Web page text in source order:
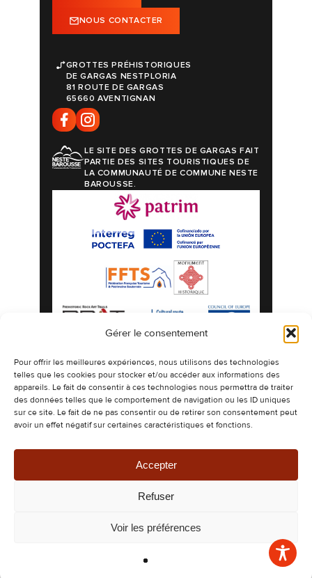
Gérer le consentement
Pour offrir les meilleures expériences, nous utilisons des technologies
telles que les cookies pour stocker et/ou accéder aux informations des
appareils. Le fait de consentir à ces technologies nous permettra de traiter
des données telles que le comportement de navigation ou les ID uniques
sur ce site. Le fait de ne pas consentir ou de retirer son consentement peut
avoir un effet négatif sur certaines caractéristiques et fonctions.
Accepter
Refuser
Voir les préférences
NOUS CONTACTER
GROTTES PRÉHISTORIQUES
DE GARGAS NESTPLORIA
81 ROUTE DE GARGAS
65660 AVENTIGNAN
LE SITE DES GROTTES DE GARGAS FAIT
PARTIE DES SITES TOURISTIQUES DE
LA COMMUNAUTÉ DE COMMUNE NESTE
BAROUSSE.
Mentions légalesPolitique de confidentialité
Politique de cookiesPlan du site
©2026 Les Grottes préhistoriques de Gargas
espaces naturels authentiques ornés de
dessins millénaires.
Design & Développement - CETIR
règles de confidentialitéet lesconditions
de Google s’appliquent.